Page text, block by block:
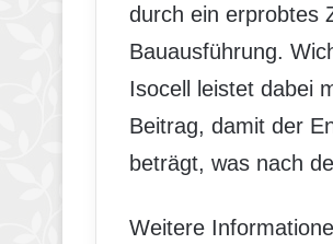
durch ein erprobtes
Bauausführung.
Isocell leistet dabei
Beitrag, damit der
beträgt, was nach
Weitere